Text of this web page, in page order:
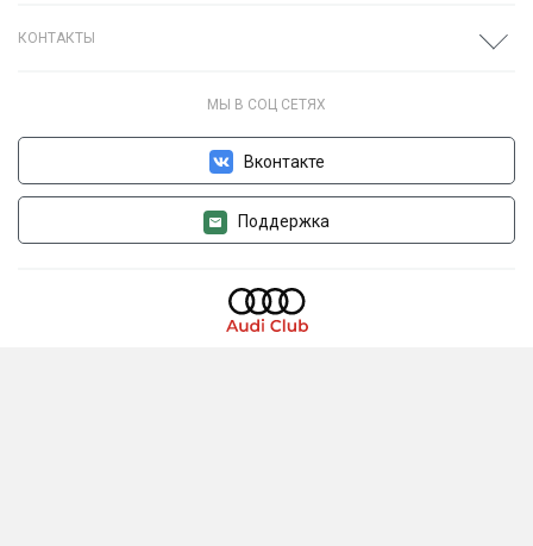
КОНТАКТЫ
МЫ В СОЦ СЕТЯХ
Вконтакте
Поддержка